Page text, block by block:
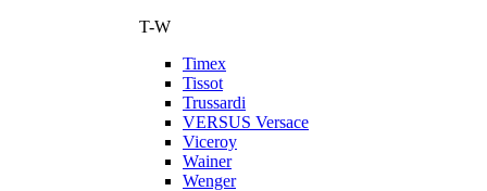
T-W
Timex
Tissot
Trussardi
VERSUS Versace
Viceroy
Wainer
Wenger